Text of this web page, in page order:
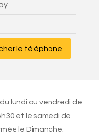
le téléphone
lundi au vendredi de
et le samedi de
le Dimanche.